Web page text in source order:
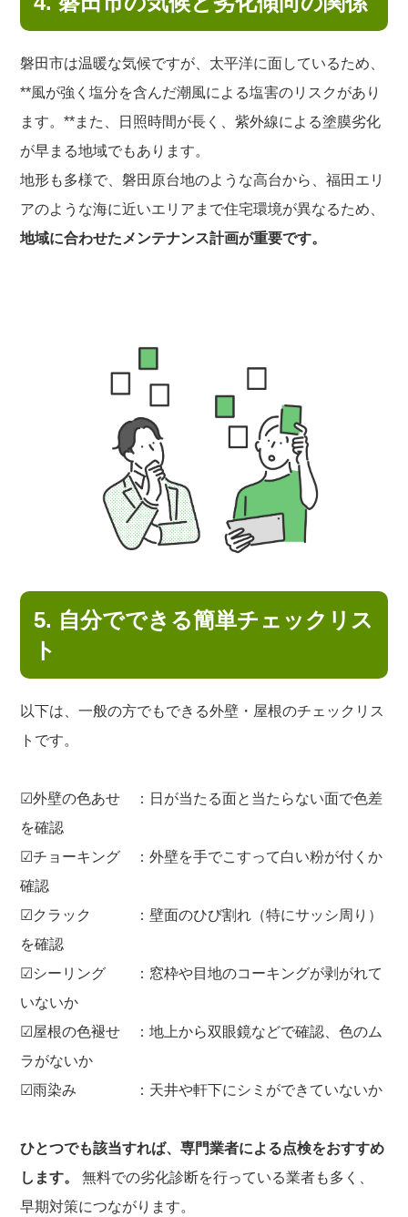
磐田市は温暖な気候ですが、太平洋に面しているため、
**風が強く塩分を含んだ潮風による塩害のリスクがあり
ます。**また、日照時間が長く、紫外線による塗膜劣化
が早まる地域でもあります。
地形も多様で、磐田原台地のような高台から、福田エリ
アのような海に近いエリアまで住宅環境が異なるため、
地域に合わせたメンテナンス計画が重要です。
5. 自分でできる簡単チェックリス
ト
以下は、一般の方でもできる外壁・屋根のチェックリス
トです。
☑外壁の色あせ ：日が当たる面と当たらない面で色差
を確認
☑チョーキング ：外壁を手でこすって白い粉が付くか
確認
☑クラック ：壁面のひび割れ（特にサッシ周り）
を確認
☑シーリング ：窓枠や目地のコーキングが剥がれて
いないか
☑屋根の色褪せ ：地上から双眼鏡などで確認、色のム
ラがないか
☑雨染み ：天井や軒下にシミができていないか
ひとつでも該当すれば、専門業者による点検をおすすめ
します。
無料での劣化診断を行っている業者も多く、
早期対策につながります。